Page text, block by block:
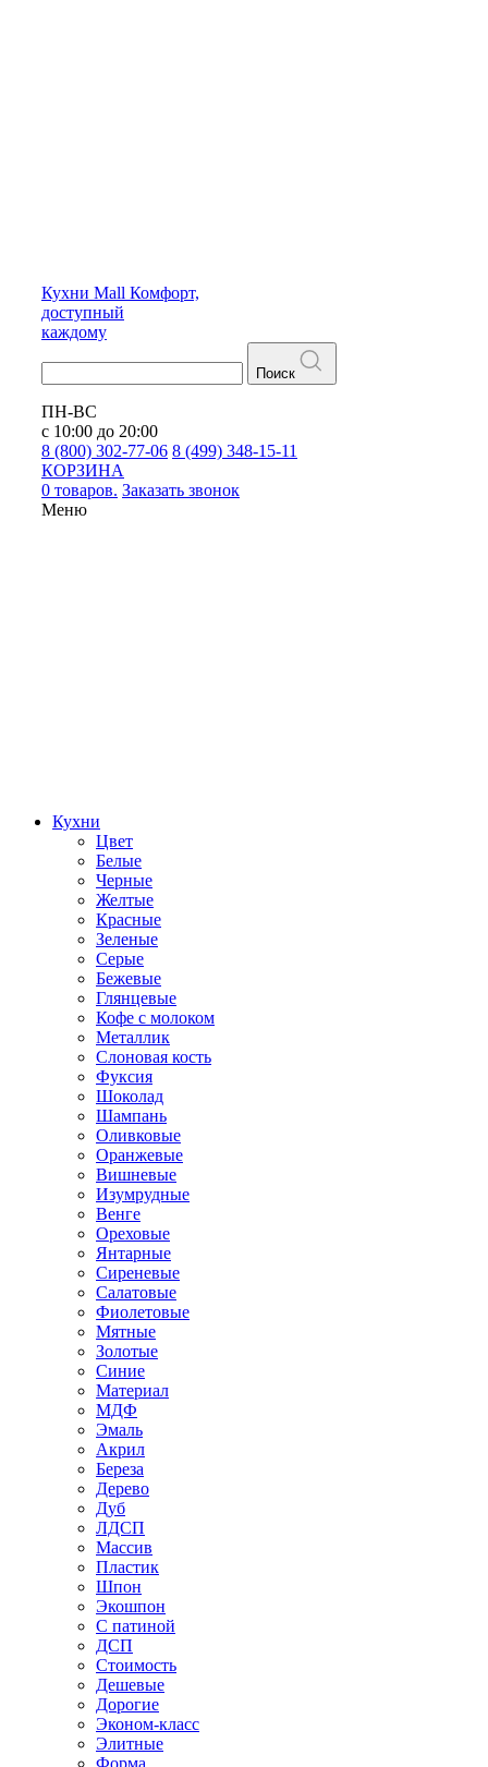
Кухни Mall Комфорт,
доступный
каждому
Поиск
ПН-ВС
с 10:00 до 20:00
8 (800) 302-77-06 8 (499) 348-15-11
КОРЗИНА
0 товаров. Заказать звонок
Меню
Кухни
Цвет
Белые
Черные
Желтые
Красные
Зеленые
Серые
Бежевые
Глянцевые
Кофе с молоком
Металлик
Слоновая кость
Фуксия
Шоколад
Шампань
Оливковые
Оранжевые
Вишневые
Изумрудные
Венге
Ореховые
Янтарные
Сиреневые
Салатовые
Фиолетовые
Мятные
Золотые
Синие
Материал
МДФ
Эмаль
Акрил
Береза
Дерево
Дуб
ЛДСП
Массив
Пластик
Шпон
Экошпон
С патиной
ДСП
Стоимость
Дешевые
Дорогие
Эконом-класс
Элитные
Форма